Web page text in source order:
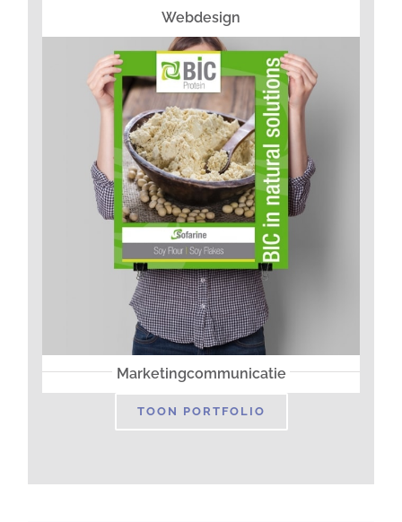
Webdesign
Marketingcommunicatie
TOON PORTFOLIO